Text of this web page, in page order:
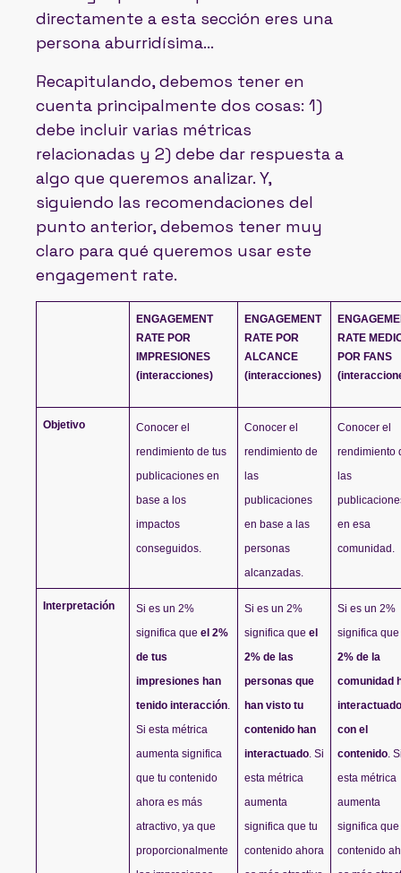
directamente a esta sección eres una
persona aburridísima…
Recapitulando, debemos tener en
cuenta principalmente dos cosas: 1)
debe incluir varias métricas
relacionadas y 2) debe dar respuesta a
algo que queremos analizar. Y,
siguiendo las recomendaciones del
punto anterior, debemos tener muy
claro para qué queremos usar este
engagement rate.
ENGAGEMENT
RATE POR
IMPRESIONES
(interacciones)
ENGAGEMENT
RATE POR
ALCANCE
(interacciones)
RATE
POR FANS
Objetivo
Conocer el
rendimiento de tus
publicaciones en
base a los
impactos
conseguidos.
Conocer el
rendimiento de
las
publicaciones
en base a las
personas
alcanzadas.
Conocer el
rendimiento
las
en esa
comunidad.
Interpretación
Si es un 2%
significa que el 2%
de tus
impresiones han
tenido interacción.
Si esta métrica
aumenta significa
que tu contenido
ahora es más
atractivo, ya que
proporcionalmente
Si es un 2%
significa que el
2% de las
personas que
han visto tu
contenido han
interactuado. Si
esta métrica
aumenta
significa que tu
contenido ahora
Si es un 2%
significa que
2% de la
comunidad
interactuado
con el
contenido.
esta métrica
aumenta
significa que
contenido